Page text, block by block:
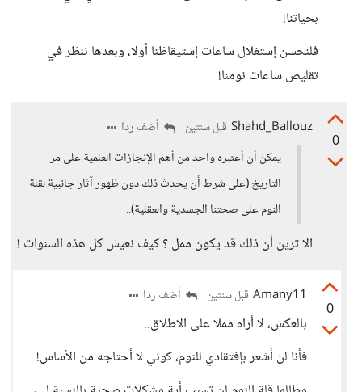
بحياتنا!
فلنحسن إستغلال ساعات إستيقاظنا أولا، وبعدها ننظر في
تقليص ساعات نومنا!
0
Shahd_Ballouz قبل سنتين
أضف ردا
يمكن أن أعتبره واحد من أهم الإنجازات العلمية على مر
التاريخ (على شرط أن يحدث ذلك دون ظهور آثار جانبية لقلة
النوم على صحتنا الجسدية والعقلية)..
الا ترين أن ذلك قد يكون ممل ؟ كيف نعيش كل هذه السنوات !
0
Amany11 قبل سنتين أضف ردا
بالعكس، لا أراه مملا على الاطلاق..
فأنا لن أشعر بإفتقادي للنوم، كوني لا أحتاجه من الأساس!